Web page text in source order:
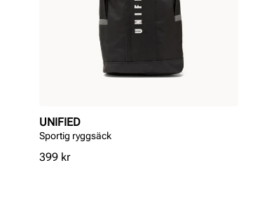
UNIFIED
Sportig ryggsäck
Pris
399 kr